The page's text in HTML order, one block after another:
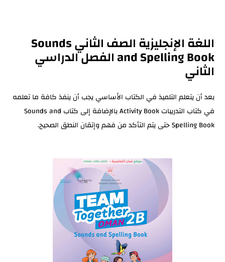
اللغة الإنجليزية الصف الثاني Sounds
and Spelling Book الفصل الدراسي
الثاني
بعد أن يتعلم التلميذ في الكتاب الأساسي يجب أن ينفذ كافة ما تعلمه
في كتاب التدريبات Activity Book بالإضافة إلى كتاب Sounds and
Spelling Book حتى يتم التأكد من فهم وإتقان النطق الصحيح.